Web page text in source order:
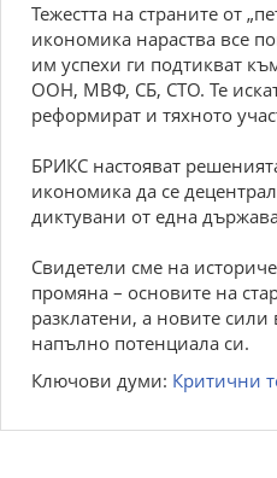
Тежестта на страните от
икономика нараства все
им успехи ги подтикват
ООН, МВФ, СБ, СТО. Те
реформират и тяхното
БРИКС настояват
икономика да се
диктувани от една
Свидетели сме на
промяна – основите на
разклатени, а новите
напълно потенциала си.
Ключови думи: Критични